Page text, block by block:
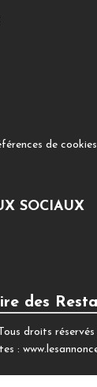
de cookies
SOCIAUX
des
droits réservés
: